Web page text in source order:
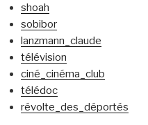
shoah
sobibor
lanzmann_claude
télévision
ciné_cinéma_club
télédoc
révolte_des_déportés